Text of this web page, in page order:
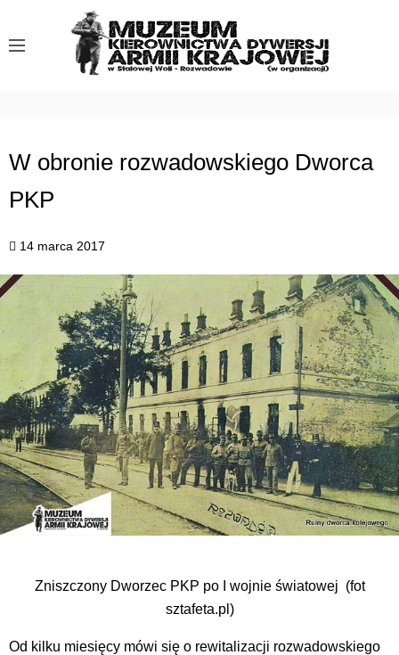
t
W obronie rozwadowskiego Dworca
PKP
14 marca 2017
Zniszczony Dworzec PKP po I wojnie światowej (fot
sztafeta.pl)
Od kilku miesięcy mówi się o rewitalizacji rozwadowskiego